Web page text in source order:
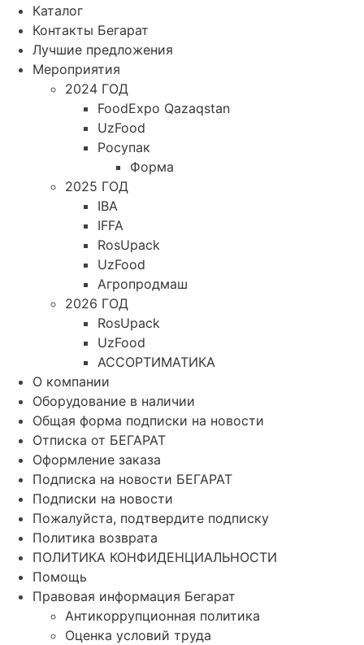
Каталог
Контакты Бегарат
Лучшие предложения
Мероприятия
2024 ГОД
FoodExpo Qazaqstan
UzFood
Росупак
Форма
2025 ГОД
IBA
IFFA
RosUpack
UzFood
Агропродмаш
2026 ГОД
RosUpack
UzFood
АССОРТИМАТИКА
О компании
Оборудование в наличии
Общая форма подписки на новости
Отписка от БЕГАРАТ
Оформление заказа
Подписка на новости БЕГАРАТ
Подписки на новости
Пожалуйста, подтвердите подписку
Политика возврата
ПОЛИТИКА КОНФИДЕНЦИАЛЬНОСТИ
Помощь
Правовая информация Бегарат
Антикоррупционная политика
Оценка условий труда